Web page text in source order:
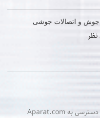
جوش و اتصالات جوشی
شناسه کانال نامعتبر است یا درحال حاضر دسترسی به Aparat.com